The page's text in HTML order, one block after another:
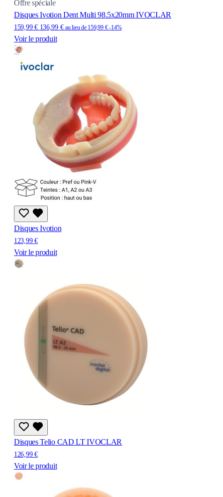
Offre spéciale
Disques Ivotion Dent Multi 98.5x20mm IVOCLAR
159,99 € 136,99 € au lieu de 159,99 €-14%
Voir le produit
Disques Ivotion
123,99 €
Voir le produit
Disques Telio CAD LT IVOCLAR
126,99 €
Voir le produit